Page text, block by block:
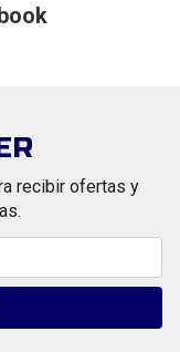
recibir ofertas y